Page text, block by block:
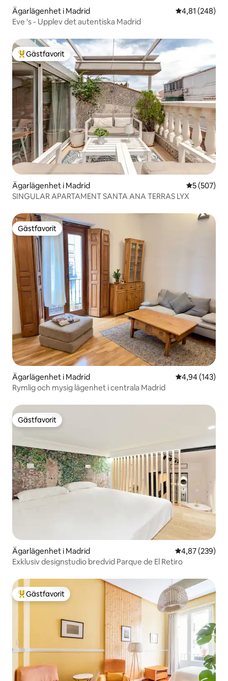
Ägarlägenhet i Madrid 4,81 av 5 i
4,81 (248)
Eve 's - Upplev det autentiska Madrid
Populär gästfavorit
Gästfavorit
Ägarlägenhet i Madrid 5 av 5 i
5 (507)
SINGULAR APARTAMENT SANTA ANA TERRAS LYX
Gästfavorit
Gästfavorit
Ägarlägenhet i Madrid 4,94 av 5 i
4,94 (143)
Rymlig och mysig lägenhet i centrala Madrid
Gästfavorit
Gästfavorit
Ägarlägenhet i Madrid 4,87 av 5 i
4,87 (239)
Exklusiv designstudio bredvid Parque de El Retiro
Populär gästfavorit
Gästfavorit